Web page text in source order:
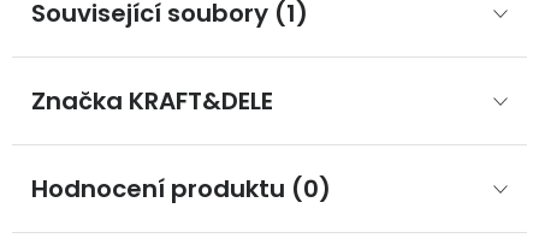
Související soubory (1)
Značka KRAFT&DELE
Hodnocení produktu (0)